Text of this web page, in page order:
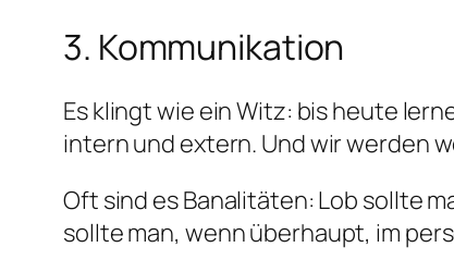
3. Kommunikation
Es klingt wie ein Witz: bis heute
intern und extern. Und wir werden
Oft sind es Banalitäten: Lob sollte
sollte man, wenn überhaupt, im